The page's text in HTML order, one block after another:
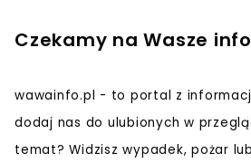
Czekamy na Wasze
wawainfo.pl - to portal z
dodaj nas do ulubionych w
temat? Widzisz wypadek, pożar